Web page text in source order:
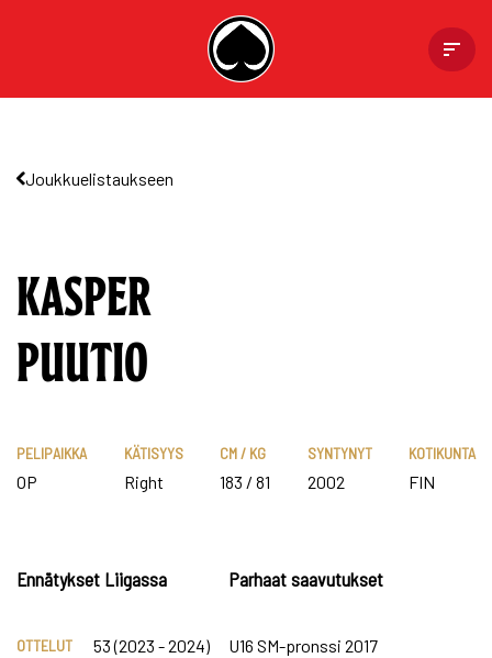
Joukkuelistaukseen
KASPER
PUUTIO
PELIPAIKKA
OP
KÄTISYYS
Right
CM / KG
183 / 81
SYNTYNYT
2002
KOTIKUNTA
FIN
Ennätykset Liigassa
OTTELUT 53 (2023 - 2024)
Parhaat saavutukset
U16 SM-pronssi 2017